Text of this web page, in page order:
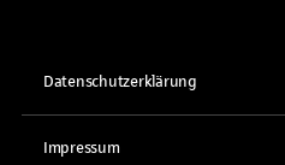
Datenschutzerklärung
Impressum